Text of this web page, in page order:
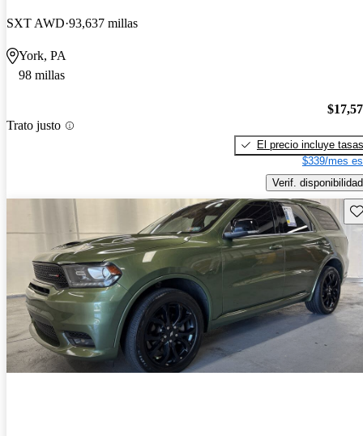
SXT AWD 93,637 millas
York, PA
98 millas
Trato justo
El precio incluye tasas
$339/mes
Verif. disponibilidad